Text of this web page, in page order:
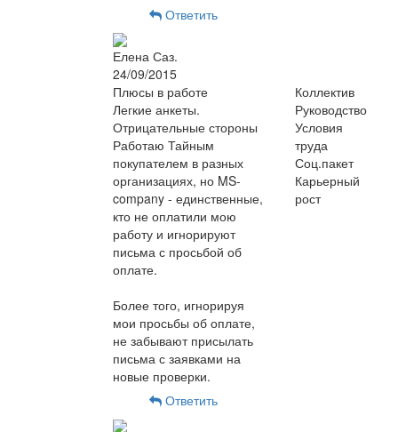
Ответить
Елена Саз.
24/09/2015
Плюсы в работе
Легкие анкеты.
Отрицательные стороны
Работаю Тайным
покупателем в разных
организациях, но MS-
company - единственные,
кто не оплатили мою
работу и игнорируют
письма с просьбой об
оплате.
Более того, игнорируя
мои просьбы об оплате,
не забывают присылать
письма с заявками на
новые проверки.
Коллектив
Руководство
Условия
труда
Соц.пакет
Карьерный
рост
Ответить